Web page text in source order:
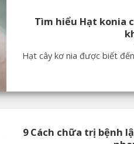
Tìm hiểu Hạt konia
Hạt cây kơ nia được biết
9 Cách chữa trị bệnh